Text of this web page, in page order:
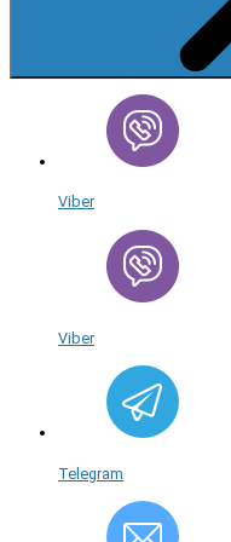
Viber
Viber
Telegram